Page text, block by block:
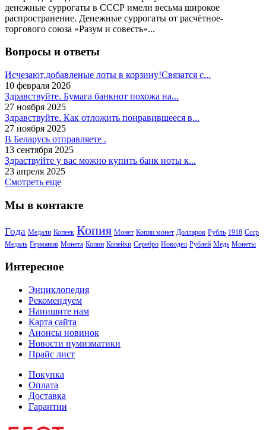
денежные суррогаты в СССР имели весьма широкое
распространение. Денежные суррогаты от расчётное-
торгового союза «Разум и совесть»...
Вопросы и ответы
Исчезают,добавленые лоты в корзину!Связатся с...
10 февраля 2026
Здравствуйте. Бумага банкнот похожа на...
27 ноября 2025
Здравствуйте. Как отложить понравившееся в...
27 ноября 2025
В Беларусь отправляете .
13 сентября 2025
Здраствуйте у вас можно купить банк ноты к...
23 апреля 2025
Смотреть еще
Мы в контакте
Года Медали Копеек Копия Монет Копии монет Долларов Рубль 1918 Ссср
Медаль Германия Монета Копии Копейки Серебро Новодел Рублей Медь Монеты
Интересное
Энциклопедия
Рекомендуем
Напишите нам
Карта сайта
Анонсы новинок
Новости нумизматики
Прайс лист
Покупка
Оплата
Доставка
Гарантии